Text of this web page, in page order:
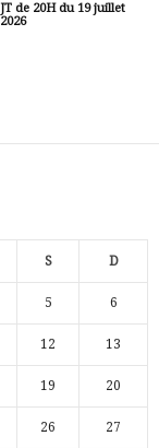
JT de 20H du 19 juillet
2026
S D
5 6
12 13
19 20
26 27